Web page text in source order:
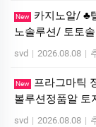
New
카지노알/ ♣
노솔루션/ 토토
svd | 2026.08.08 |
New
프라그마틱
볼루션정품알 토
svd | 2026.08.08 |